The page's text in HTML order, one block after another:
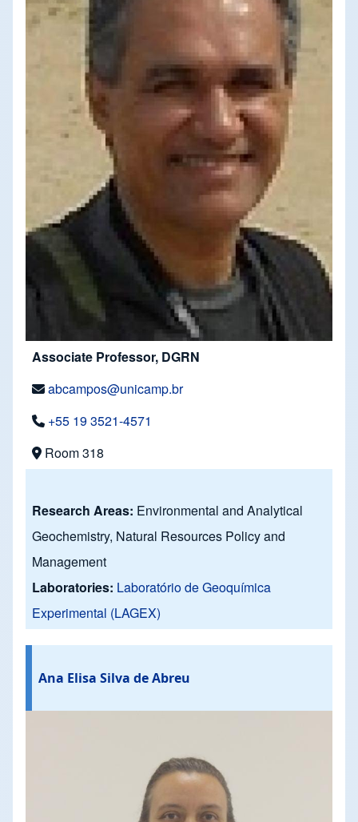
Associate Professor, DGRN
abcampos@unicamp.br
+55 19 3521-4571
Room 318
Research Areas: Environmental and Analytical
Geochemistry, Natural Resources Policy and
Management
Laboratories: Laboratório de Geoquímica
Experimental (LAGEX)
Ana Elisa Silva de Abreu